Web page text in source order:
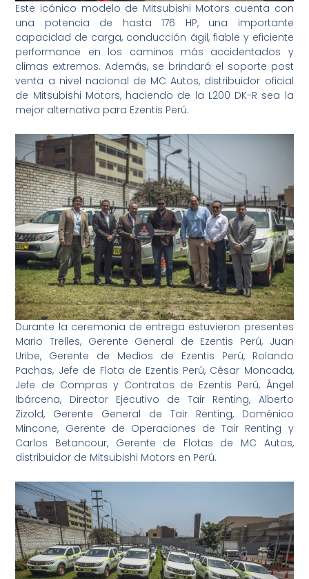
Este icónico modelo de Mitsubishi Motors cuenta con
una potencia de hasta 176 HP, una importante
capacidad de carga, conducción ágil, fiable y eficiente
performance en los caminos más accidentados y
climas extremos. Además, se brindará el soporte post
venta a nivel nacional de MC Autos, distribuidor oficial
de Mitsubishi Motors, haciendo de la L200 DK-R sea la
mejor alternativa para Ezentis Perú.
Durante la ceremonia de entrega estuvieron presentes
Mario Trelles, Gerente General de Ezentis Perú, Juan
Uribe, Gerente de Medios de Ezentis Perú, Rolando
Pachas, Jefe de Flota de Ezentis Perú, César Moncada,
Jefe de Compras y Contratos de Ezentis Perú, Ángel
Ibárcena, Director Ejecutivo de Tair Renting, Alberto
Zizold, Gerente General de Tair Renting, Doménico
Mincone, Gerente de Operaciones de Tair Renting y
Carlos Betancour, Gerente de Flotas de MC Autos,
distribuidor de Mitsubishi Motors en Perú.